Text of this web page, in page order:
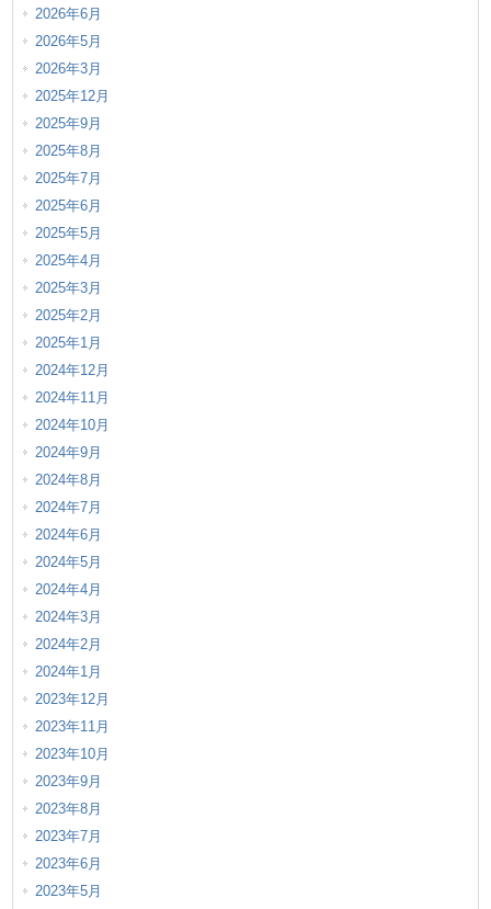
2026年6月
2026年5月
2026年3月
2025年12月
2025年9月
2025年8月
2025年7月
2025年6月
2025年5月
2025年4月
2025年3月
2025年2月
2025年1月
2024年12月
2024年11月
2024年10月
2024年9月
2024年8月
2024年7月
2024年6月
2024年5月
2024年4月
2024年3月
2024年2月
2024年1月
2023年12月
2023年11月
2023年10月
2023年9月
2023年8月
2023年7月
2023年6月
2023年5月